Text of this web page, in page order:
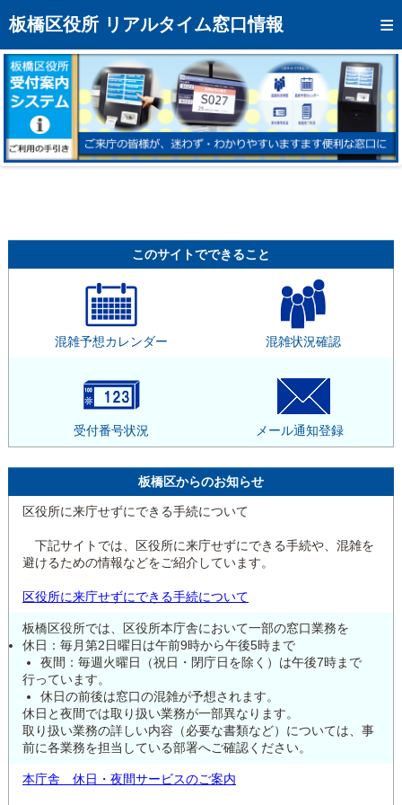
板橋区役所 リアルタイム窓口情報
トップページへ
混雑予想カレンダー
リアルタイム混雑状況
リアルタイム受付番号状況
メール通知登録
モバイルサイト
区役所フロアマップ
このサイトでできること
混雑予想カレンダー 混雑状況確認
受付番号状況 メール通知登録
板橋区からのお知らせ
区役所に来庁せずにできる手続について
下記サイトでは、区役所に来庁せずにできる手続や、混雑を
避けるための情報などをご紹介しています。
区役所に来庁せずにできる手続について
板橋区役所では、区役所本庁舎において一部の窓口業務を
休日：毎月第2日曜日は午前9時から午後5時まで
夜間：毎週火曜日（祝日・閉庁日を除く）は午後7時まで
行っています。
休日の前後は窓口の混雑が予想されます。
休日と夜間では取り扱い業務が一部異なります。
取り扱い業務の詳しい内容（必要な書類など）については、事
前に各業務を担当している部署へご確認ください。
本庁舎 休日・夜間サービスのご案内